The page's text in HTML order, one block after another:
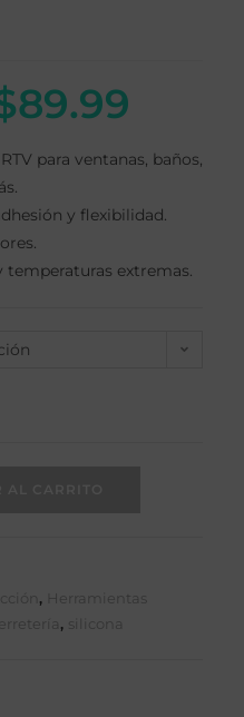
89.99
para ventanas, baños,
y flexibilidad.
temperaturas extremas.
, Herramientas
, silicona